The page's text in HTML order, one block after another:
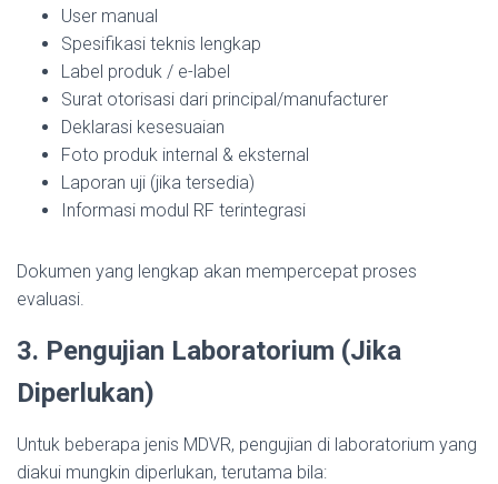
User manual
Spesifikasi teknis lengkap
Label produk / e-label
Surat otorisasi dari principal/manufacturer
Deklarasi kesesuaian
Foto produk internal & eksternal
Laporan uji (jika tersedia)
Informasi modul RF terintegrasi
Dokumen yang lengkap akan mempercepat proses
evaluasi.
3. Pengujian Laboratorium (Jika
Diperlukan)
Untuk beberapa jenis MDVR, pengujian di laboratorium yang
diakui mungkin diperlukan, terutama bila: